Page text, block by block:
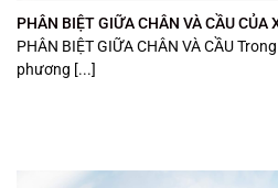
PHÂN BIỆT GIỮA CHÂN VÀ CẦU CỦA
PHÂN BIỆT GIỮA CHÂN VÀ CẦU
phương [...]